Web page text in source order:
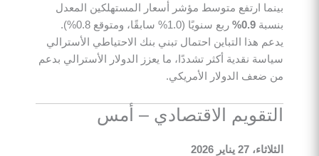
بينما ارتفع متوسط مؤشر أسعار المستهلكين المعدل
بنسبة 0.9%
ربع سنويًا (1.0% سابقًا، ومتوقع 0.8%).
يدعم هذا التباين احتمال تبني بنك الاحتياطي الأسترالي
سياسة نقدية أكثر تشددًا، ما يعزز الدولار الأسترالي بدعم
من ضعف الدولار الأمريكي.
التقويم الاقتصادي – أمس
الثلاثاء، 27 يناير 2026